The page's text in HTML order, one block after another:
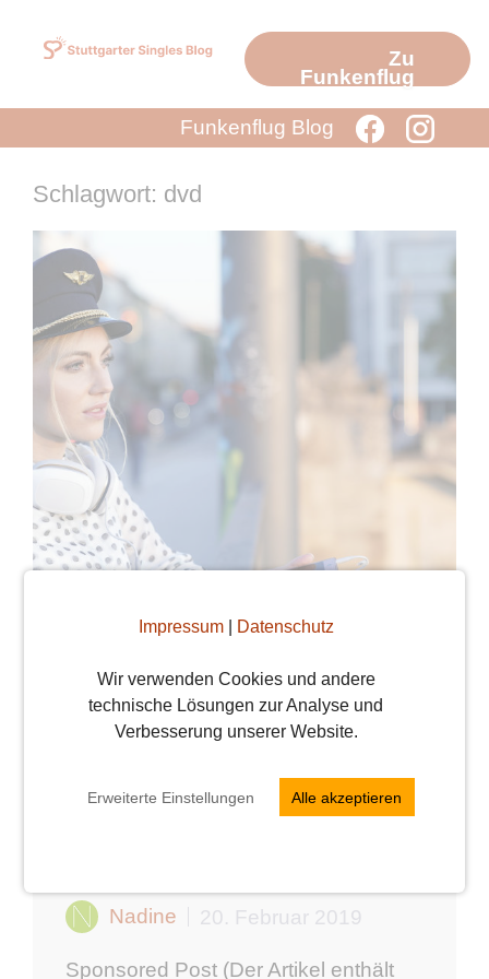
Impressum| Datenschutz
Wir verwenden Cookies und andere
technische Lösungen zur Analyse und
Verbesserung unserer Website.
Erweiterte Einstellungen Alle akzeptieren
Inhalt
Zu
Funkenflug
Funkenflug Blog
Schlagwort: dvd
Verlosung:
DVD/BluRay von
SAFARI – Match me
Nadine 20. Februar 2019
Sponsored Post (Der Artikel enthält